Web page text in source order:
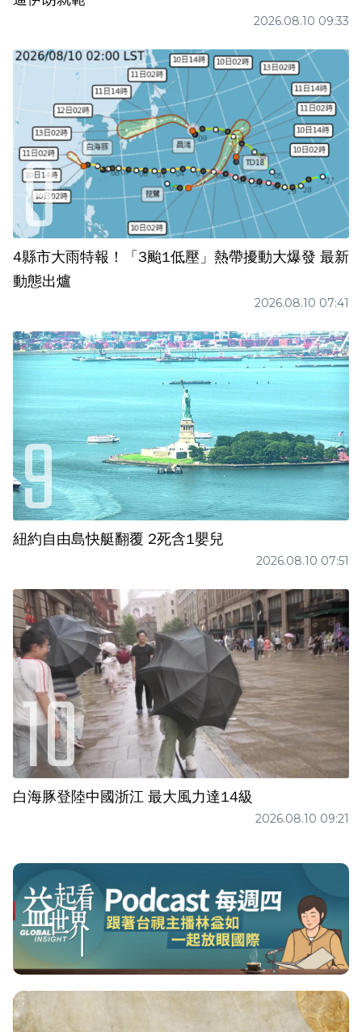
2026.08.10 09:33
4縣市大雨特報！「3颱1低壓」熱帶擾動大爆發 最新
動態出爐
2026.08.10 07:41
紐約自由島快艇翻覆 2死含1嬰兒
2026.08.10 07:51
白海豚登陸中國浙江 最大風力達14級
2026.08.10 09:21